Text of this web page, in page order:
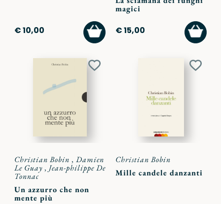
€ 10,00
AGGIUNGI
AL
CARRELLO
magici
€ 15,00
AL
Aggiungi
Christian Bobin , Damien
Le Guay, Jean-philippe De
Tonnac
Un azzurro che non
mente più
Christian Bobin
Mille candele danzanti